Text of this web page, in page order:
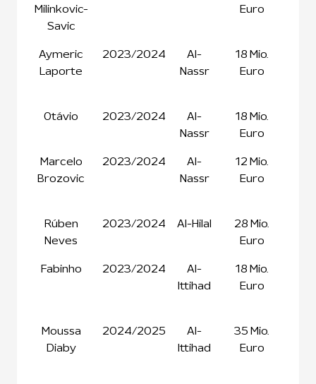
Milinkovic-
Savic
Euro
Aymeric
Laporte
2023/2024
Al-
Nassr
18 Mio.
Euro
Otávio 2023/2024
Al-
Nassr
18 Mio.
Euro
Marcelo
Brozovic
2023/2024
Al-
Nassr
12 Mio.
Euro
Rúben
Neves
2023/2024 Al-Hilal
28 Mio.
Euro
Fabinho 2023/2024
Al-
Ittihad
18 Mio.
Euro
Moussa
Diaby
2024/2025
Al-
Ittihad
35 Mio.
Euro